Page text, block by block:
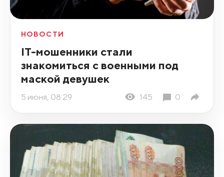
НОВОСТИ
IT-мошенники стали
знакомиться с военными под
маской девушек
5 июня, 08:29 145 0